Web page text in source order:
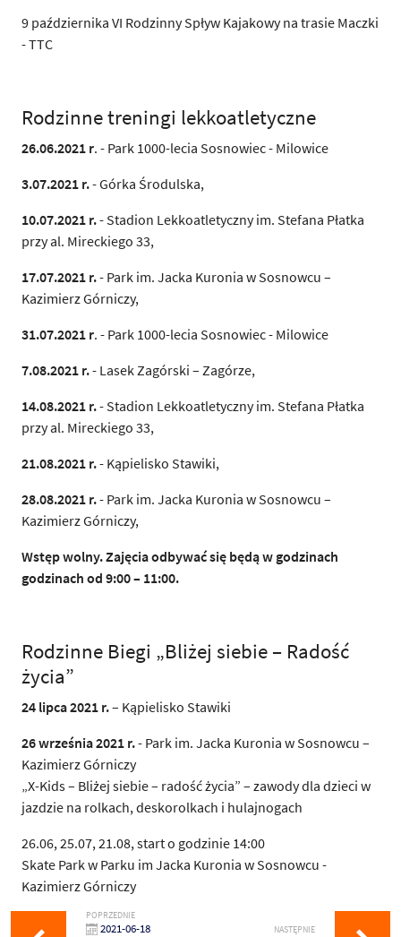
9 października VI Rodzinny Spływ Kajakowy na trasie Maczki
- TTC
Rodzinne treningi lekkoatletyczne
26.06.2021 r. - Park 1000-lecia Sosnowiec - Milowice
3.07.2021 r.- Górka Środulska,
10.07.2021 r.- Stadion Lekkoatletyczny im. Stefana Płatka
przy al. Mireckiego 33,
17.07.2021 r.- Park im. Jacka Kuronia w Sosnowcu –
Kazimierz Górniczy,
31.07.2021 r. - Park 1000-lecia Sosnowiec - Milowice
7.08.2021 r.- Lasek Zagórski – Zagórze,
14.08.2021 r.- Stadion Lekkoatletyczny im. Stefana Płatka
przy al. Mireckiego 33,
21.08.2021 r.- Kąpielisko Stawiki,
28.08.2021 r.- Park im. Jacka Kuronia w Sosnowcu –
Kazimierz Górniczy,
Wstęp wolny. Zajęcia odbywać się będą w godzinach
godzinach od 9:00 – 11:00.
Rodzinne Biegi „Bliżej siebie – Radość
życia”
24 lipca 2021 r.– Kąpielisko Stawiki
26 września 2021 r.- Park im. Jacka Kuronia w Sosnowcu –
Kazimierz Górniczy
„X-Kids – Bliżej siebie – radość życia” – zawody dla dzieci w
jazdzie na rolkach, deskorolkach i hulajnogach
26.06, 25.07, 21.08, start o godzinie 14:00
Skate Park w Parku im Jacka Kuronia w Sosnowcu -
Kazimierz Górniczy
POPRZEDNIE
2021-06-18 NASTĘPNIE